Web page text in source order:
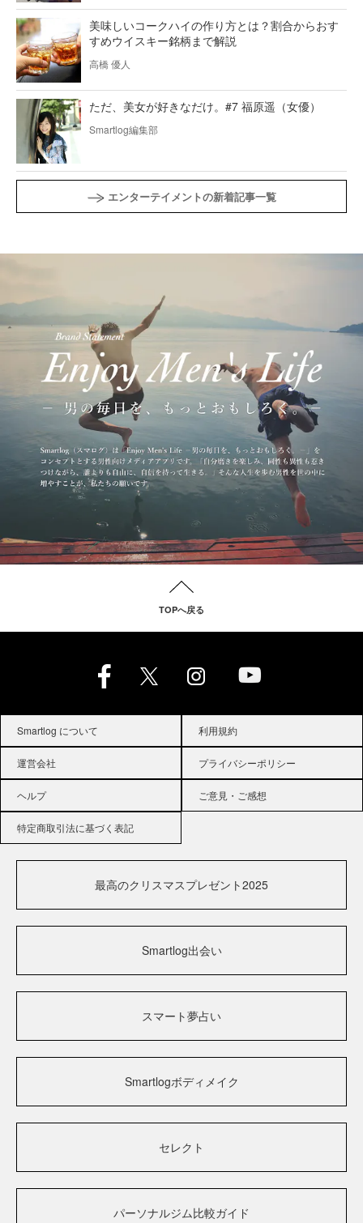
美味しいコークハイの作り方とは？割合からおす
すめウイスキー銘柄まで解説
高橋 優人
ただ、美女が好きなだけ。#7 福原遥（女優）
Smartlog編集部
エンターテイメントの新着記事一覧
TOPへ戻る
Smartlog について 利用規約
運営会社 プライバシーポリシー
ヘルプ ご意見・ご感想
特定商取引法に基づく表記
最高のクリスマスプレゼント2025
Smartlog出会い
スマート夢占い
Smartlogボディメイク
セレクト
パーソナルジム比較ガイド